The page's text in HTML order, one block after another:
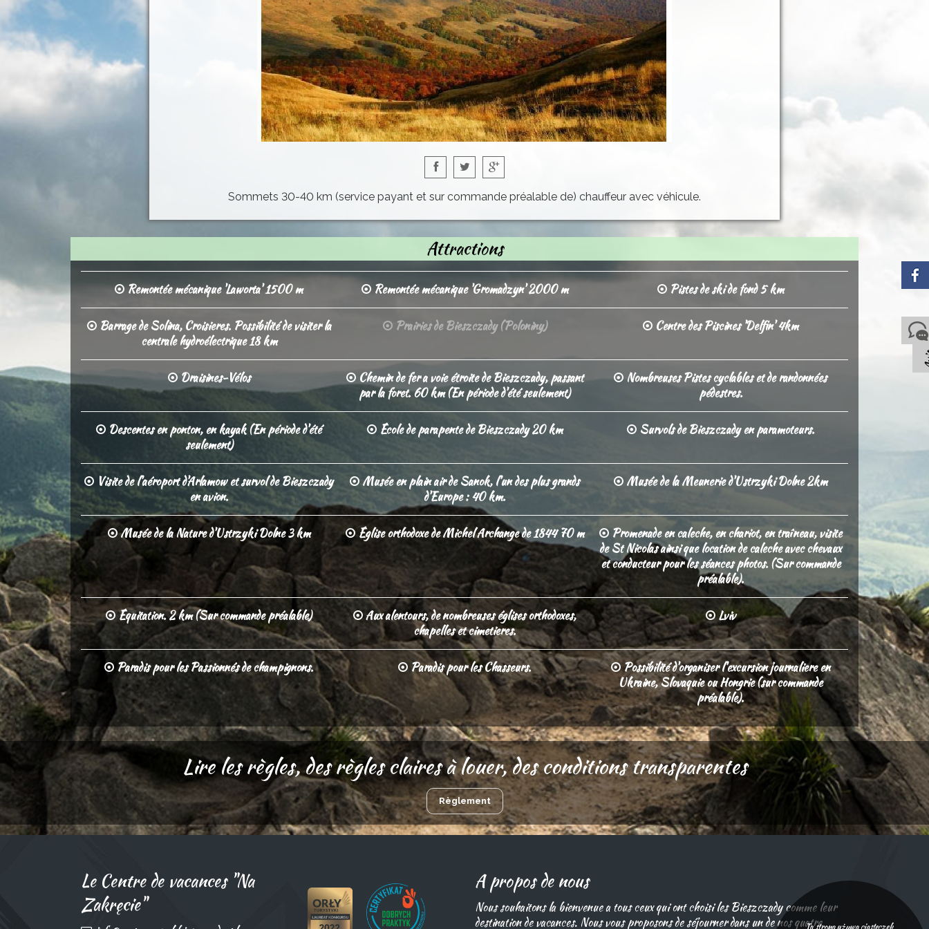
Sommets 30-40 km (service payant et sur commande préalable de) chauffeur avec véhicule.
Attractions
Remontée mécanique 'Laworta' 1500 m Remontée mécanique 'Gromadzyn' 2000 m Pistes de ski de fond 5 km
Barrage de Solina, Croisieres. Possibilité de visiter la
centrale hydroélectrique 18 km
Prairies de Bieszczady (Poloniny) Centre des Piscines 'Delfin' 4km
Draisines-Vélos
Chemin de fer a voie étroite de Bieszczady, passant
par la foret. 60 km (En période d'été seulement)
Nombreuses Pistes cyclables et de randonnées
pédestres.
Descentes en ponton, en kayak (En période d'été
seulement)
École de parapente de Bieszczady 20 km Survols de Bieszczady en paramoteurs.
Visite de l'aéroport d'Arlamow et survol de Bieszczady
en avion.
Musée en plain air de Sanok, l'un des plus grands
d'Europe : 40 km.
Musée de la Meunerie d'Ustrzyki Dolne 2km
Musée de la Nature d'Ustrzyki Dolne 3 km Église orthodoxe de Michel Archange de 1844 70 m
Promenade en caleche, en chariot, en traîneau, visite
de St Nicolas ainsi que location de caleche avec chevaux
et conducteur pour les séances photos. (Sur commande
préalable).
Équitation. 2 km (Sur commande préalable)
Aux alentours, de nombreuses églises orthodoxes,
chapelles et cimetieres.
Lviv
Paradis pour les Passionnés de champignons. Paradis pour les Chasseurs.
Possibilité d'organiser l'excursion journaliere en
Ukraine, Slovaquie ou Hongrie (sur commande
préalable).
Lire les règles, des règles claires à louer, des conditions transparentes
Règlement
Le Centre de vacances "Na
Zakręcie"
A propos de nous
Nous souhaitons la bienvenue a tous ceux qui ont choisi les Bieszczady comme leur
destination de vacances. Nous vous proposons de séjourner dans un de nos quatreTa strona używa ciasteczek